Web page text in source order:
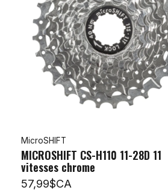
MicroSHIFT
MICROSHIFT CS-H110 11-28D 11
vitesses chrome
57,99$CA